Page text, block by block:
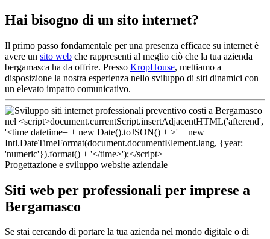
Hai bisogno di un sito internet?
Il primo passo fondamentale per una presenza efficace su internet è
avere un sito web che rappresenti al meglio ciò che la tua azienda
bergamasca ha da offrire. Presso KropHouse, mettiamo a
disposizione la nostra esperienza nello sviluppo di siti dinamici con
un elevato impatto comunicativo.
Progettazione e sviluppo website aziendale
Siti web per professionali per imprese a
Bergamasco
Se stai cercando di portare la tua azienda nel mondo digitale o di